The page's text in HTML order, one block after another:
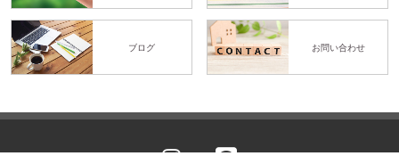
ブログ お問い合わせ